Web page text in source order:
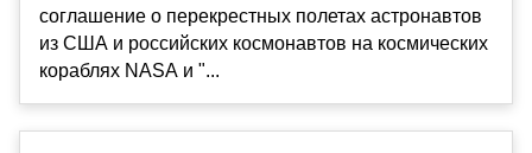
соглашение о перекрестных полетах астронавтов
из США и российских космонавтов на космических
кораблях NASA и "...